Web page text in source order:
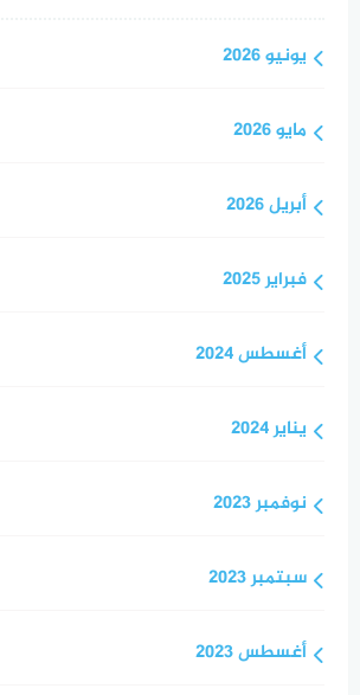
يونيو 2026
مايو 2026
أبريل 2026
فبراير 2025
أغسطس 2024
يناير 2024
نوفمبر 2023
سبتمبر 2023
أغسطس 2023